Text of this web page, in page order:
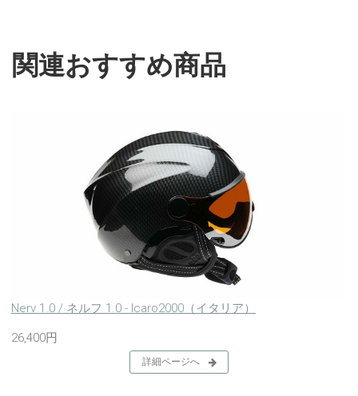
関連おすすめ商品
Nerv 1.0 / ネルフ 1.0 - Icaro2000（イタリア）
26,400円
詳細ページへ